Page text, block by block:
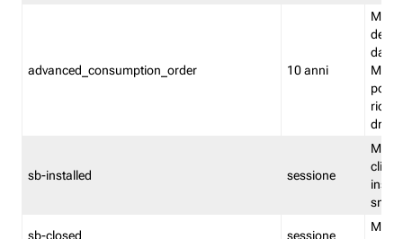
advanced_consumption_order 10 anni
delle
sb-installed sessione
sb-closed sessione